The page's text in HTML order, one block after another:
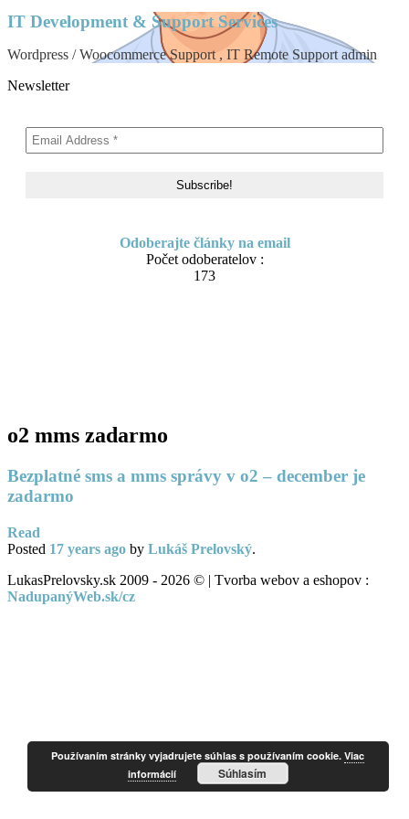
IT Development & Support Services
Wordpress / Woocommerce Support , IT Remote Support admin
Newsletter
Odoberajte články na email
Počet odoberatelov :
173
o2 mms zadarmo
Bezplatné sms a mms správy v o2 – december je
zadarmo
Read
Posted 17 years ago by Lukáš Prelovský.
LukasPrelovsky.sk 2009 - 2026 © | Tvorba webov a eshopov :
NadupanýWeb.sk/cz
Používaním stránky vyjadrujete súhlas s používaním cookie.Viac
informácií
Súhlasím